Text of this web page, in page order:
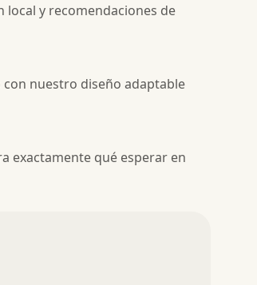
y recomendaciones de
nuestro diseño adaptable
exactamente qué esperar en